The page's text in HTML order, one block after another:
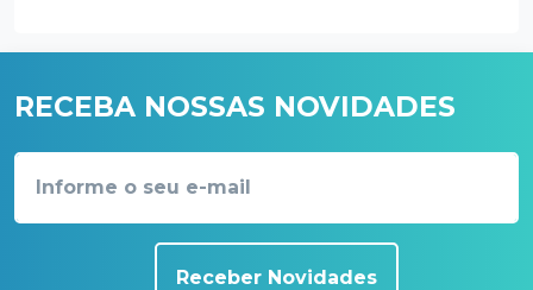
RECEBA NOSSAS NOVIDADES
Receber Novidades